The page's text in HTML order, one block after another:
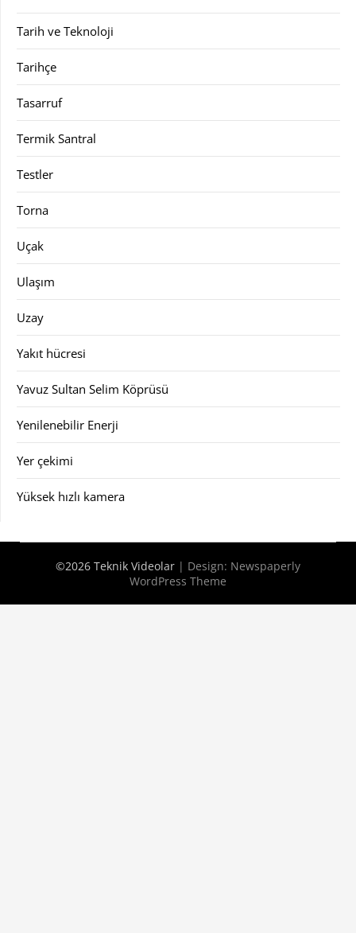
Tarih ve Teknoloji
Tarihçe
Tasarruf
Termik Santral
Testler
Torna
Uçak
Ulaşım
Uzay
Yakıt hücresi
Yavuz Sultan Selim Köprüsü
Yenilenebilir Enerji
Yer çekimi
Yüksek hızlı kamera
©2026 Teknik Videolar | Design: Newspaperly
WordPress Theme